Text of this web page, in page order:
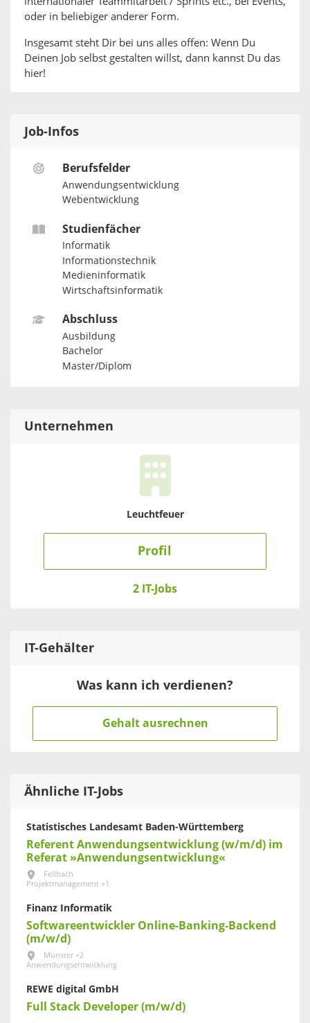
oder in beliebiger anderer Form.
Insgesamt steht Dir bei uns alles offen: Wenn Du
Deinen Job selbst gestalten willst, dann kannst Du das
hier!
Job-Infos
Berufsfelder
Anwendungsentwicklung
Webentwicklung
Studienfächer
Informatik
Informationstechnik
Medieninformatik
Wirtschaftsinformatik
Abschluss
Ausbildung
Bachelor
Master/Diplom
Unternehmen
Leuchtfeuer
Profil
2 IT-Jobs
IT-Gehälter
Was kann ich verdienen?
Gehalt ausrechnen
Ähnliche IT-Jobs
Statistisches Landesamt Baden-Württemberg
Referent Anwendungsentwicklung (w/m/d) im
Referat »Anwendungsentwicklung«
Fellbach
Projektmanagement +1
Finanz Informatik
Softwareentwickler Online-Banking-Backend
(m/w/d)
Münster +2
Anwendungsentwicklung
REWE digital GmbH
Full Stack Developer (m/w/d)